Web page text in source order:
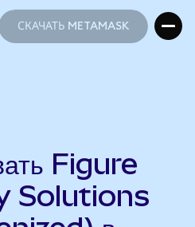
СКАЧАТЬ METAMASK
Figure
Solutions